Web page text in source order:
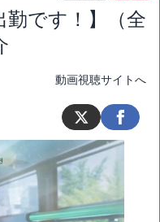
勤です！】（全
動画視聴サイトへ